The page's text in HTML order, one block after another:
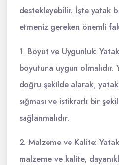
destekleyebilir. İşte yatak
etmeniz gereken önemli
1. Boyut ve Uygunluk: Yatak
boyutuna uygun olmalıdır.
doğru şekilde alarak, yatak
sığması ve istikrarlı bir
sağlanmalıdır.
2. Malzeme ve Kalite:
malzeme ve kalite,